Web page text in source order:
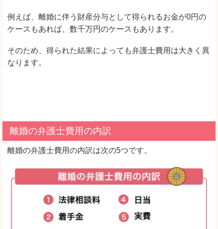
例えば、離婚に伴う財産分与として得られるお金が0円の
ケースもあれば、数千万円のケースもあります。
そのため、得られた結果によっても弁護士費用は大きく異
なります。
離婚の弁護士費用の内訳
離婚の弁護士費用の内訳は次の5つです。